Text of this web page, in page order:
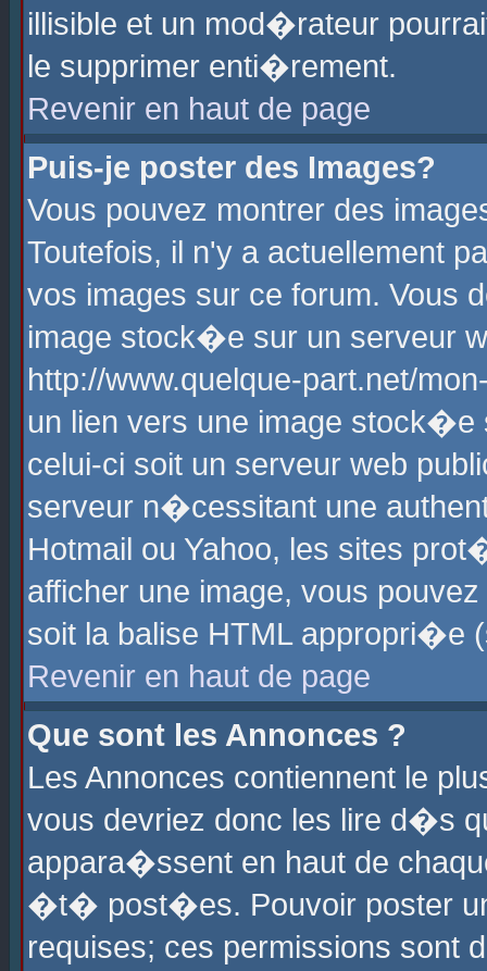
illisible et un mod�rateur
le supprimer enti�rement.
Revenir en haut de page
Puis-je poster des Images?
Vous pouvez montrer des
Toutefois, il n'y a actuellement
vos images sur ce forum. Vous
image stock�e sur un serveur
http://www.quelque-part.net/
un lien vers une image
celui-ci soit un serveur web
serveur n�cessitant une
Hotmail ou Yahoo, les sites
afficher une image, vous
soit la balise HTML
Revenir en haut de page
Que sont les Annonces ?
Les Annonces contiennent le
vous devriez donc les lire d�s
appara�ssent en haut de
�t� post�es. Pouvoir poster
requises; ces permissions sont